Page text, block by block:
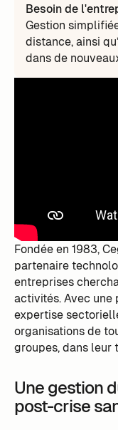
Besoin de
Gestion
distance, ainsi
dans de
Fondée en 1983,
partenaire
entreprises
activités. Avec une
expertise
organisations de
groupes, dans leur
Une gestion
post-crise